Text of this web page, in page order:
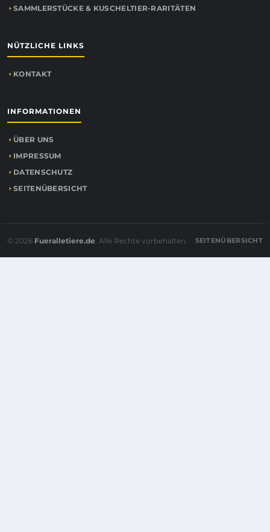
SAMMLERSTÜCKE & KUSCHELTIER-RARITÄTEN
NÜTZLICHE LINKS
KONTAKT
INFORMATIONEN
ÜBER UNS
IMPRESSUM
DATENSCHUTZ
SEITENÜBERSICHT
© 2026 Fueralletiere.de. Alle Rechte vorbehalten. SEITENÜBERSICHT